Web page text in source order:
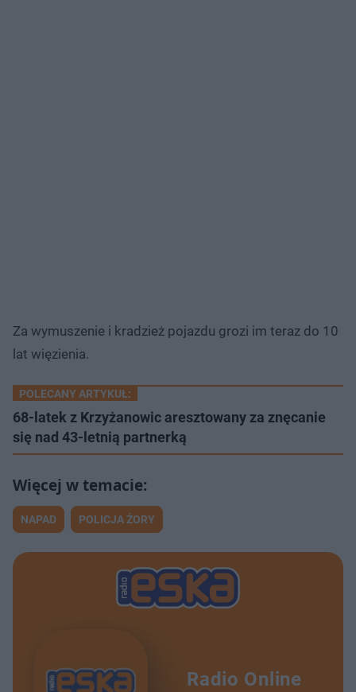
Za wymuszenie i kradzież pojazdu grozi im teraz do 10
lat więzienia.
POLECANY ARTYKUŁ:
68-latek z Krzyżanowic aresztowany za znęcanie
się nad 43-letnią partnerką
NAPAD POLICJA ŻORY
Radio Online